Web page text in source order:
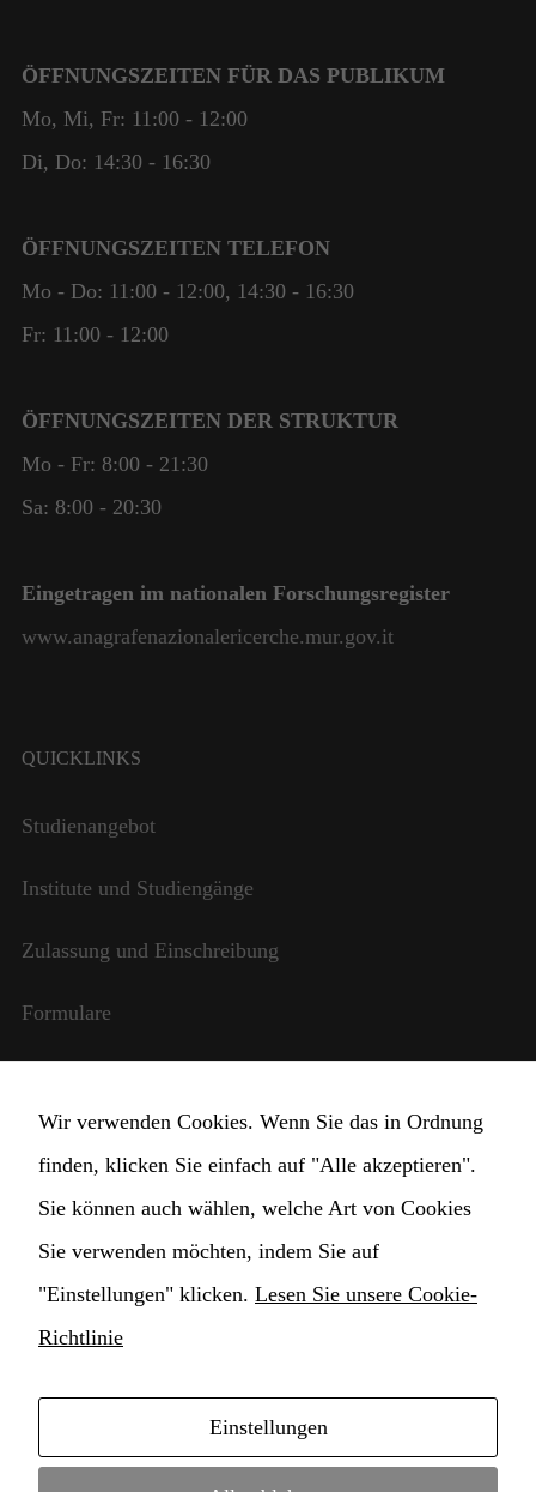
ÖFFNUNGSZEITEN FÜR DAS PUBLIKUM
Mo, Mi, Fr: 11:00 - 12:00
Di, Do: 14:30 - 16:30
ÖFFNUNGSZEITEN TELEFON
Mo - Do: 11:00 - 12:00, 14:30 - 16:30
Fr: 11:00 - 12:00
ÖFFNUNGSZEITEN DER STRUKTUR
Mo - Fr: 8:00 - 21:30
Sa: 8:00 - 20:30
Eingetragen im nationalen Forschungsregister
www.anagrafenazionalericerche.mur.gov.it
QUICKLINKS
Studienangebot
Institute und Studiengänge
Zulassung und Einschreibung
Formulare
StudentInnen und Lehrpersonal
Transparente Verwaltung
Cookie Einstellungen ändern
Copyright © 2021 Hochschule für Musik
Wir verwenden Cookies. Wenn Sie das in Ordnung
finden, klicken Sie einfach auf "Alle akzeptieren".
Sie können auch wählen, welche Art von Cookies
Sie verwenden möchten, indem Sie auf
"Einstellungen" klicken. Lesen Sie unsere Cookie-
Richtlinie
Einstellungen
Statistik
Funktionalität
und die
Struktur der
Website
können,
Erlebnis